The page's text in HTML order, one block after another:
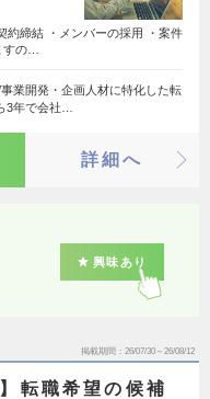
約締結 ・メンバーの採用 ・案件
すの…
業開発・企画人材に特化した転
3年で会社…
詳細へ
興味あり
掲載期間 26/07/30～26/08/12
転職希望の候補